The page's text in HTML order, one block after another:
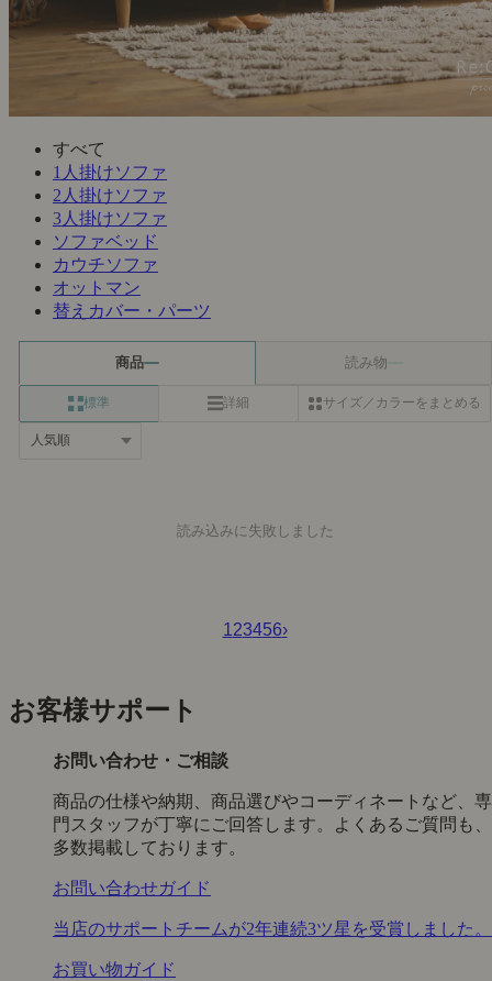
すべて
1人掛けソファ
2人掛けソファ
3人掛けソファ
ソファベッド
カウチソファ
オットマン
替えカバー・パーツ
商品 読み物
標準 詳細 サイズ／カラーをまとめる
読み込みに失敗しました
123456›
お客様サポート
お問い合わせ・ご相談
商品の仕様や納期、商品選びやコーディネートなど、専
門スタッフが丁寧にご回答します。よくあるご質問も、
多数掲載しております。
お問い合わせガイド
当店のサポートチームが2年連続3ツ星を受賞しました。
お買い物ガイド